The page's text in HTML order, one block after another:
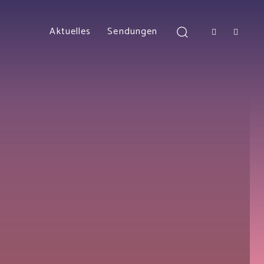
Aktuelles Sendungen